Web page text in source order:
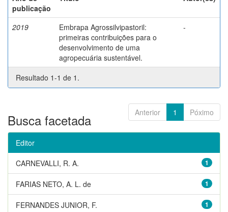
publicação
2019
Embrapa Agrossilvipastoril:
primeiras contribuições para o
desenvolvimento de uma
agropecuária sustentável.
-
Resultado 1-1 de 1.
Anterior 1 Póximo
Busca facetada
Editor
1
CARNEVALLI, R. A.
1
FARIAS NETO, A. L. de
1
FERNANDES JUNIOR, F.